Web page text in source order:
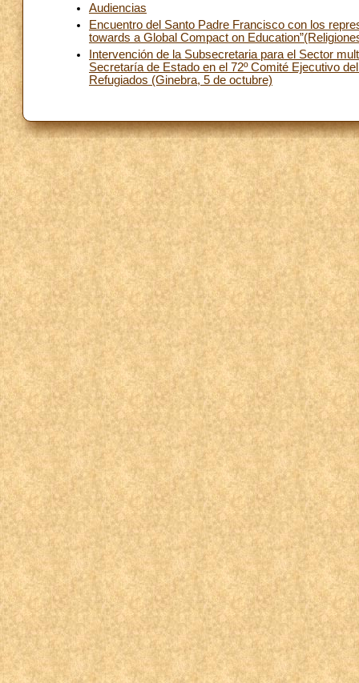
Audiencias
Encuentro del Santo Padre Francisco con los
towards a Global Compact on
Intervención de la Subsecretaria para el Sector
Secretaría de Estado en el 72º Comité Ejecutivo
Refugiados (Ginebra, 5 de octubre)